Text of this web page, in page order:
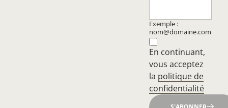
Exemple :
nom@domaine.com
En continuant,
vous acceptez
la politique de
confidentialité